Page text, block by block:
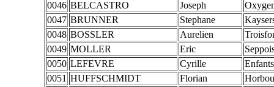
0046 BELCASTRO Joseph
0047 BRUNNER Stephane
0048 BOSSLER Aurelien
0049 MOLLER Eric
0050 LEFEVRE Cyrille
0051 HUFFSCHMIDT Florian